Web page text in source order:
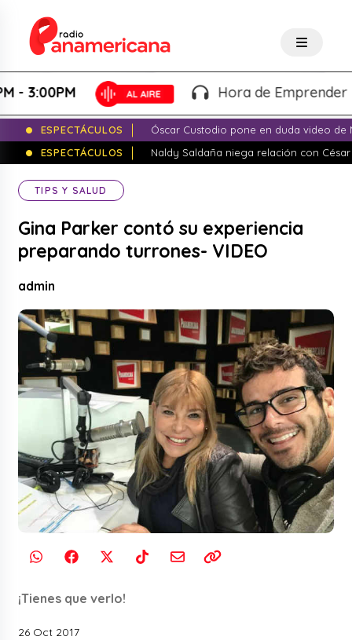
Hora de Emprender -
ESPECTÁCULOS
Óscar Custodio pone en duda video de
ESPECTÁCULOS
Naldy Saldaña niega relación con
TIPS Y SALUD
Gina Parker contó su experiencia
preparando turrones- VIDEO
admin
¡Tienes que verlo!
26 Oct 2017